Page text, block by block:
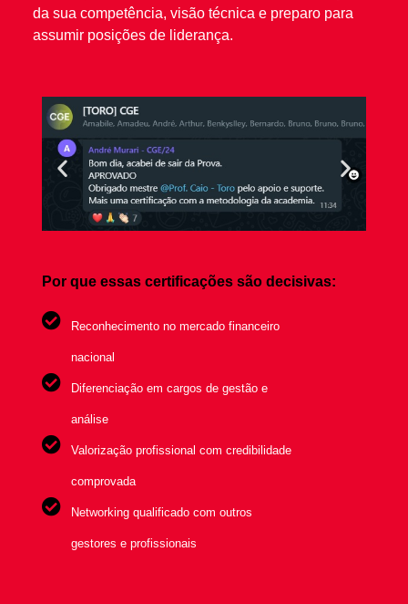
da sua competência, visão técnica e preparo para
assumir posições de liderança.
Por que essas certificações são decisivas:
Reconhecimento no mercado financeiro
nacional
Diferenciação em cargos de gestão e
análise
Valorização profissional com credibilidade
comprovada
Networking qualificado com outros
gestores e profissionais